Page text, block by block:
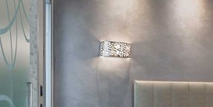
servizi extra
tra cui massaggi, colazione in
può essere